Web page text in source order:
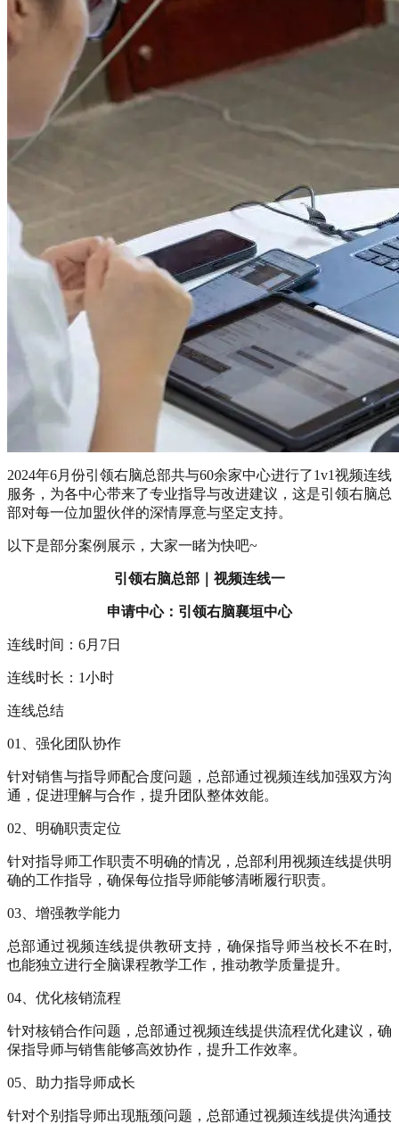
2024年6月份引领右脑总部共与60余家中心进行了1v1视频连线
服务，为各中心带来了专业指导与改进建议，这是引领右脑总
部对每一位加盟伙伴的深情厚意与坚定支持。
以下是部分案例展示，大家一睹为快吧~
引领右脑总部｜视频连线一
申请中心：引领右脑襄垣中心
连线时间：6月7日
连线时长：1小时
连线总结
01、强化团队协作
针对销售与指导师配合度问题，总部通过视频连线加强双方沟
通，促进理解与合作，提升团队整体效能。
02、明确职责定位
针对指导师工作职责不明确的情况，总部利用视频连线提供明
确的工作指导，确保每位指导师能够清晰履行职责。
03、增强教学能力
总部通过视频连线提供教研支持，确保指导师当校长不在时,
也能独立进行全脑课程教学工作，推动教学质量提升。
04、优化核销流程
针对核销合作问题，总部通过视频连线提供流程优化建议，确
保指导师与销售能够高效协作，提升工作效率。
05、助力指导师成长
针对个别指导师出现瓶颈问题，总部通过视频连线提供沟通技